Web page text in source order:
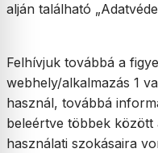
alján található
Felhívjuk továbbá a
webhely/alkalmazás 1
használ, továbbá
beleértve többek között
használati szokásaira